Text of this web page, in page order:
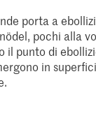
porta a
pochi alla
il punto di
in